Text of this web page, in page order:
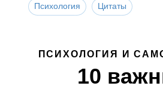
Психология Цитаты
ПСИХОЛОГИЯ И
10